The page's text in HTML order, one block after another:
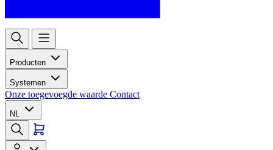
Producten
Systemen
Onze toegevoegde waarde Contact
NL